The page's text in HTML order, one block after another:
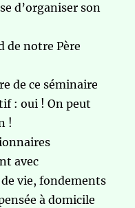
d’organiser son
de notre Père
de ce séminaire
: oui ! On peut
!
avec
vie, fondements
à domicile